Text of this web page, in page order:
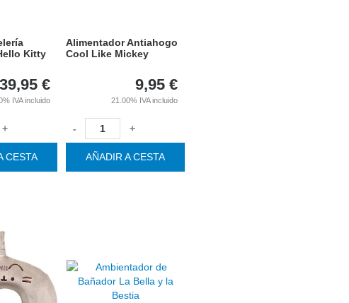
Kitty
39,95 €
IVA incluido
+
CESTA
Alimentador Antiahogo
Cool Like Mickey
9,95 €
21.00% IVA incluido
- +
AÑADIR A CESTA